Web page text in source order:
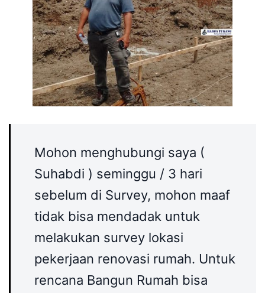
Mohon menghubungi saya (
Suhabdi ) seminggu / 3 hari
sebelum di Survey, mohon maaf
tidak bisa mendadak untuk
melakukan survey lokasi
pekerjaan renovasi rumah. Untuk
rencana Bangun Rumah bisa